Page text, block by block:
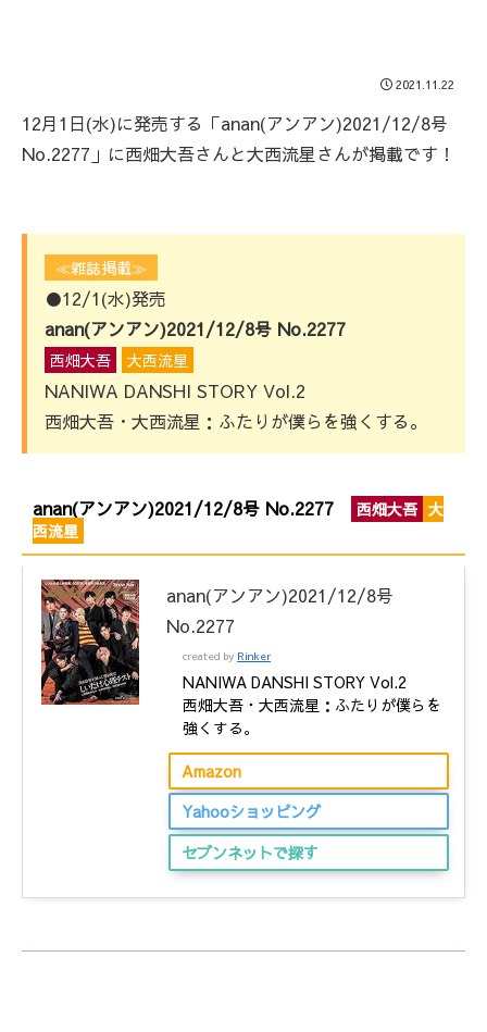
2021.11.22
12月1日(水)に発売する「anan(アンアン)2021/12/8号
No.2277」に西畑大吾さんと大西流星さんが掲載です！
≪雑誌掲載≫
●12/1(水)発売
anan(アンアン)2021/12/8号 No.2277
西畑大吾 大西流星
NANIWA DANSHI STORY Vol.2
西畑大吾・大西流星：ふたりが僕らを強くする。
anan(アンアン)2021/12/8号 No.2277 西畑大吾 大
西流星
anan(アンアン)2021/12/8号
No.2277
created by Rinker
NANIWA DANSHI STORY Vol.2
西畑大吾・大西流星：ふたりが僕らを
強くする。
Amazon
Yahooショッピング
セブンネットで探す